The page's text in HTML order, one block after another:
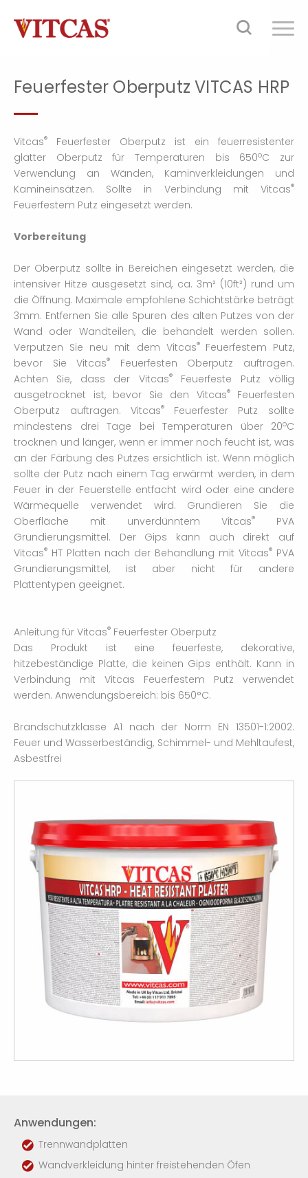
Feuerfester Oberputz VITCAS HRP
Vitcas®
Feuerfester Oberputz ist ein feuerresistenter
glatter Oberputz für Temperaturen bis 650oC zur
Verwendung an Wänden, Kaminverkleidungen und
Kamineinsätzen. Sollte in Verbindung mit Vitcas®
Feuerfestem Putz eingesetzt werden.
Vorbereitung
Der Oberputz sollte in Bereichen eingesetzt werden, die
intensiver Hitze ausgesetzt sind, ca. 3m² (10ft²) rund um
die Öffnung. Maximale empfohlene Schichtstärke beträgt
3mm. Entfernen Sie alle Spuren des alten Putzes von der
Wand oder Wandteilen, die behandelt werden sollen.
Verputzen Sie neu mit dem Vitcas® Feuerfestem Putz,
bevor Sie Vitcas®
Feuerfesten Oberputz auftragen.
Achten Sie, dass der Vitcas®Feuerfeste Putz völlig
ausgetrocknet ist, bevor Sie den Vitcas®Feuerfesten
Oberputz auftragen. Vitcas® Feuerfester Putz sollte
mindestens drei Tage bei Temperaturen über 20oC
trocknen und länger, wenn er immer noch feucht ist, was
an der Färbung des Putzes ersichtlich ist. Wenn möglich
sollte der Putz nach einem Tag erwärmt werden, in dem
Feuer in der Feuerstelle entfacht wird oder eine andere
Wärmequelle verwendet wird. Grundieren Sie die
Oberfläche mit unverdünntem Vitcas®
PVA
Grundierungsmittel. Der Gips kann auch direkt auf
Vitcas® HT Platten nach der Behandlung mit Vitcas® PVA
Grundierungsmittel, ist aber nicht für andere
Plattentypen geeignet.
Anleitung für Vitcas® Feuerfester Oberputz
Das Produkt ist eine feuerfeste, dekorative,
hitzebeständige Platte, die keinen Gips enthält. Kann in
Verbindung mit Vitcas Feuerfestem Putz verwendet
werden. Anwendungsbereich: bis 650°C.
Brandschutzklasse A1 nach der Norm EN 13501-1:2002.
Feuer und Wasserbeständig, Schimmel- und Mehltaufest,
Asbestfrei
Anwendungen:
Trennwandplatten
Wandverkleidung hinter freistehenden Öfen